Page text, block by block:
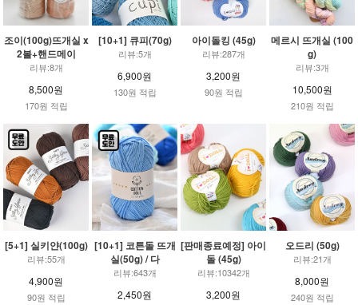
조이(100g)뜨개실 x
2볼+핸드메이
리뷰:8개
8,500원
170원 적립
[10+1] 큐피(70g)
리뷰:5개
6,900원
130원 적립
아이돌킹 (45g)
리뷰:287개
3,200원
90원 적립
메르시 뜨개실 (100
g)
리뷰:3개
10,500원
210원 적립
[5+1] 실키얀(100g)
리뷰:55개
4,900원
90원 적립
[10+1] 코튼돌 뜨개
실(50g) / 다
리뷰:643개
2,450원
[판매종료예정] 아이
돌 (45g)
리뷰:10342개
3,200원
오드리 (50g)
리뷰:21개
8,000원
240원 적립